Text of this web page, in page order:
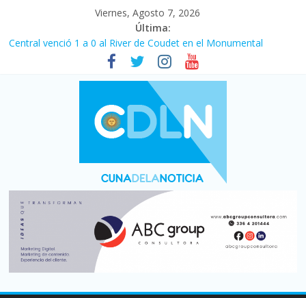
Viernes, Agosto 7, 2026
Última:
Fuerte caída de la venta de autos usados en julio: bajó un 12,6%
Central venció 1 a 0 al River de Coudet en el Monumental
La morosidad alcanzó su nivel más alto en dos décadas y ya
afecta a 400 mil deudores en Santa Fe
Desde que asumió Milei cerraron 41.000 kioscos: el sector
denuncia crisis como en 2001
Vacaciones de invierno con más movimiento y consumo
turístico: 4,6 millones de personas viajaron por el país, un 5,9%